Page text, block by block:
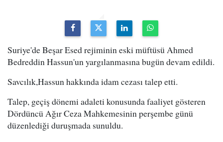
Suriye'de Beşar Esed rejiminin eski müftüsü Ahmed
Bedreddin Hassun'un yargılanmasına bugün devam edildi.
Savcılık,Hassun hakkında idam cezası talep etti.
Talep, geçiş dönemi adaleti konusunda faaliyet gösteren
Dördüncü Ağır Ceza Mahkemesinin perşembe günü
düzenlediği duruşmada sunuldu.